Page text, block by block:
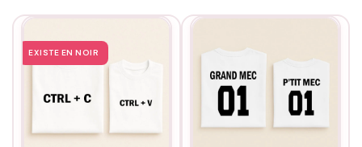
EXISTE EN NOIR